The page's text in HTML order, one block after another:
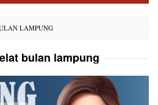
LAMPUNG
bulan lampung